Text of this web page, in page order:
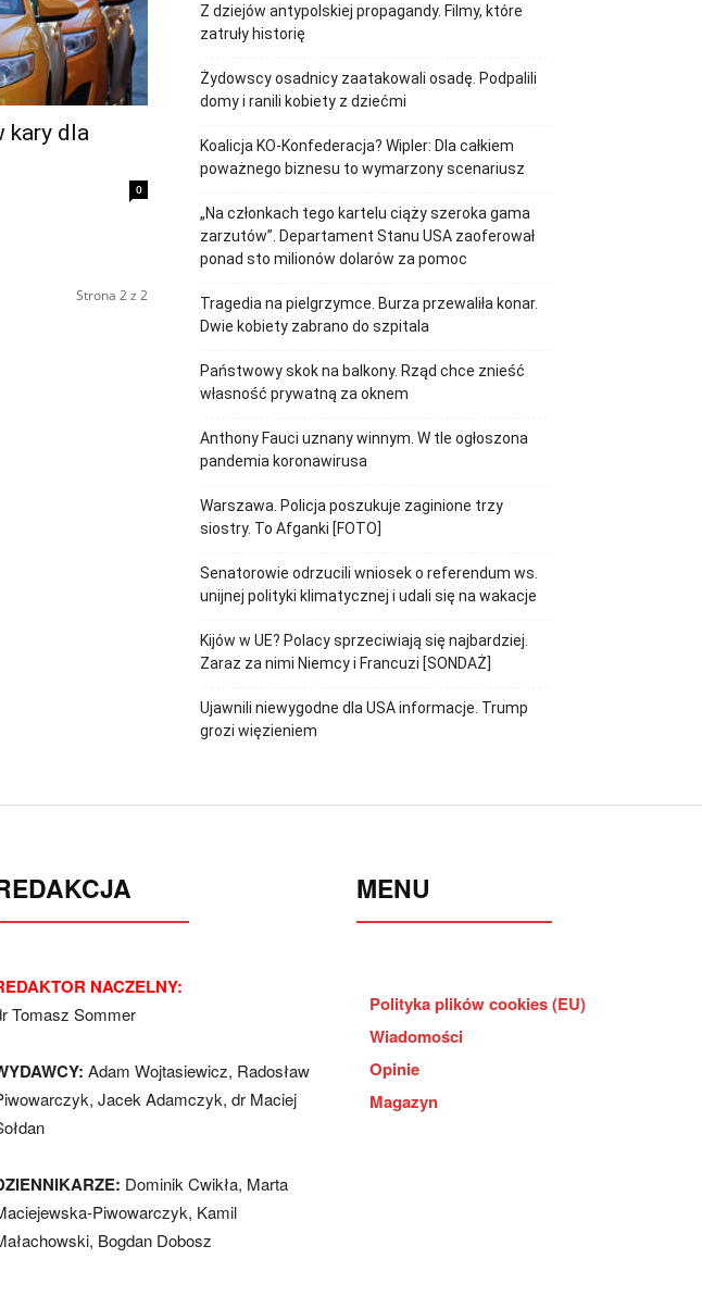
kary dla
0
Strona 2 z 2
Z dziejów antypolskiej propagandy. Filmy, które
zatruły historię
Żydowscy osadnicy zaatakowali osadę. Podpalili
domy i ranili kobiety z dziećmi
Koalicja KO-Konfederacja? Wipler: Dla całkiem
poważnego biznesu to wymarzony scenariusz
„Na członkach tego kartelu ciąży szeroka gama
zarzutów”. Departament Stanu USA zaoferował
ponad sto milionów dolarów za pomoc
Tragedia na pielgrzymce. Burza przewaliła konar.
Dwie kobiety zabrano do szpitala
Państwowy skok na balkony. Rząd chce znieść
własność prywatną za oknem
Anthony Fauci uznany winnym. W tle ogłoszona
pandemia koronawirusa
Warszawa. Policja poszukuje zaginione trzy
siostry. To Afganki [FOTO]
Senatorowie odrzucili wniosek o referendum ws.
unijnej polityki klimatycznej i udali się na wakacje
Kijów w UE? Polacy sprzeciwiają się najbardziej.
Zaraz za nimi Niemcy i Francuzi [SONDAŻ]
Ujawnili niewygodne dla USA informacje. Trump
grozi więzieniem
NACZELNY:
Tomasz Sommer
Adam Wojtasiewicz, Radosław
Jacek Adamczyk, dr Maciej
Dominik Cwikła, Marta
Piwowarczyk, Kamil
Bogdan Dobosz
MENU
Polityka plików cookies (EU)
Wiadomości
Opinie
Magazyn